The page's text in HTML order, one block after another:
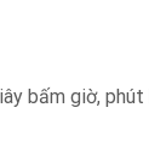
bấm giờ,